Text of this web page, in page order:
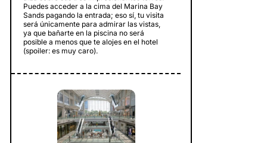
Puedes acceder a la cima del Marina Bay
Sands pagando la entrada; eso sí, tu visita
será únicamente para admirar las vistas,
ya que bañarte en la piscina no será
posible a menos que te alojes en el hotel
(spoiler: es muy caro).